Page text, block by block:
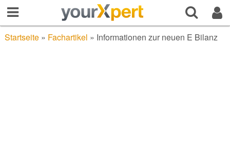
Startseite» Fachartikel » Informationen zur neuen E Bilanz